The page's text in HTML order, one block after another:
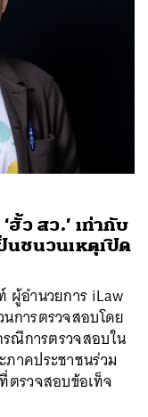
ว สว.’ เท่ากับ
นชนวนเหตุเปิด
ผู้อำนวยการ iLaw
การตรวจสอบโดย
ณีการตรวจสอบใน
าคประชาชนร่วม
ตรวจสอบข้อเท็จ